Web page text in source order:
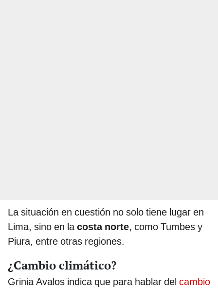
La situación en cuestión no solo tiene lugar en
Lima, sino en lacosta norte, como Tumbes y
Piura, entre otras regiones.
¿Cambio climático?
Grinia Avalos indica que para hablar del cambio